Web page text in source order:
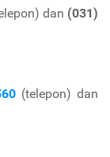
dan (031)
(telepon) dan